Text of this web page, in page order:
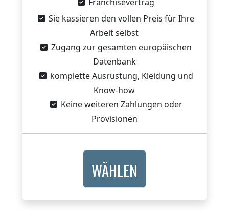
Sie kassieren den vollen Preis für Ihre
Arbeit selbst
Zugang zur gesamten europäischen
Datenbank
komplette Ausrüstung, Kleidung und
Know-how
Keine weiteren Zahlungen oder
Provisionen
WÄHLEN